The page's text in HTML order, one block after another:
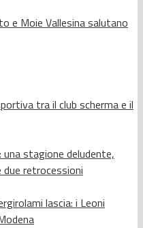
e Moie Vallesina salutano
tra il club scherma e il
stagione deludente,
retrocessioni
lascia: i Leoni